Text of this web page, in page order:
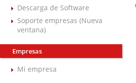
Descarga de Software
Soporte empresas (Nueva
ventana)
Empresas
Mi empresa